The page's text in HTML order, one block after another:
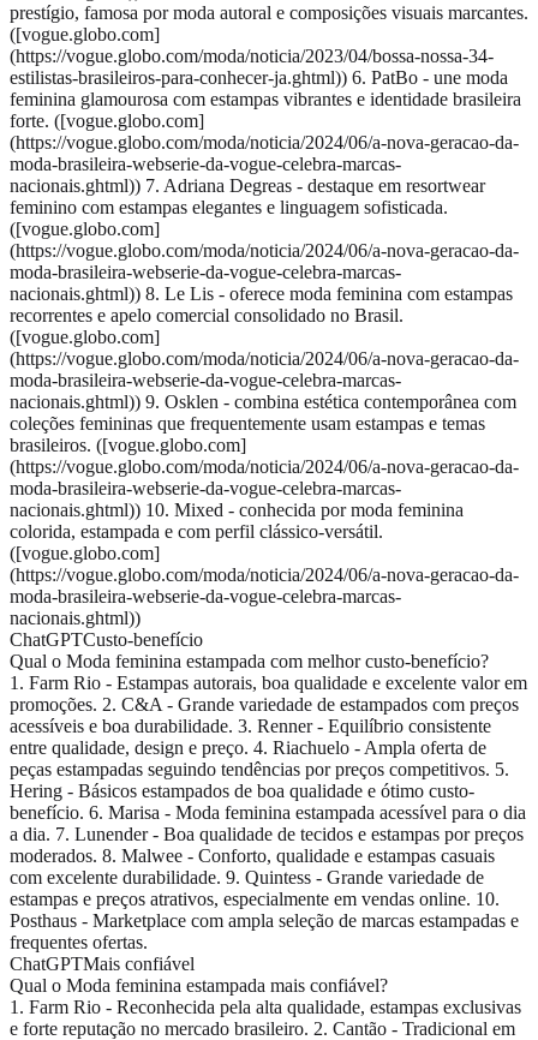
prestígio, famosa por moda autoral e composições visuais marcantes.
([vogue.globo.com]
(https://vogue.globo.com/moda/noticia/2023/04/bossa-nossa-34-
estilistas-brasileiros-para-conhecer-ja.ghtml)) 6. PatBo - une moda
feminina glamourosa com estampas vibrantes e identidade brasileira
forte. ([vogue.globo.com]
(https://vogue.globo.com/moda/noticia/2024/06/a-nova-geracao-da-
moda-brasileira-webserie-da-vogue-celebra-marcas-
nacionais.ghtml)) 7. Adriana Degreas - destaque em resortwear
feminino com estampas elegantes e linguagem sofisticada.
([vogue.globo.com]
(https://vogue.globo.com/moda/noticia/2024/06/a-nova-geracao-da-
moda-brasileira-webserie-da-vogue-celebra-marcas-
nacionais.ghtml)) 8. Le Lis - oferece moda feminina com estampas
recorrentes e apelo comercial consolidado no Brasil.
([vogue.globo.com]
(https://vogue.globo.com/moda/noticia/2024/06/a-nova-geracao-da-
moda-brasileira-webserie-da-vogue-celebra-marcas-
nacionais.ghtml)) 9. Osklen - combina estética contemporânea com
coleções femininas que frequentemente usam estampas e temas
brasileiros. ([vogue.globo.com]
(https://vogue.globo.com/moda/noticia/2024/06/a-nova-geracao-da-
moda-brasileira-webserie-da-vogue-celebra-marcas-
nacionais.ghtml)) 10. Mixed - conhecida por moda feminina
colorida, estampada e com perfil clássico-versátil.
([vogue.globo.com]
(https://vogue.globo.com/moda/noticia/2024/06/a-nova-geracao-da-
moda-brasileira-webserie-da-vogue-celebra-marcas-
nacionais.ghtml))
ChatGPTCusto-benefício
Qual o Moda feminina estampada com melhor custo-benefício?
1. Farm Rio - Estampas autorais, boa qualidade e excelente valor em
promoções. 2. C&A - Grande variedade de estampados com preços
acessíveis e boa durabilidade. 3. Renner - Equilíbrio consistente
entre qualidade, design e preço. 4. Riachuelo - Ampla oferta de
peças estampadas seguindo tendências por preços competitivos. 5.
Hering - Básicos estampados de boa qualidade e ótimo custo-
benefício. 6. Marisa - Moda feminina estampada acessível para o dia
a dia. 7. Lunender - Boa qualidade de tecidos e estampas por preços
moderados. 8. Malwee - Conforto, qualidade e estampas casuais
com excelente durabilidade. 9. Quintess - Grande variedade de
estampas e preços atrativos, especialmente em vendas online. 10.
Posthaus - Marketplace com ampla seleção de marcas estampadas e
frequentes ofertas.
ChatGPTMais confiável
Qual o Moda feminina estampada mais confiável?
1. Farm Rio - Reconhecida pela alta qualidade, estampas exclusivas
e forte reputação no mercado brasileiro. 2. Cantão - Tradicional em